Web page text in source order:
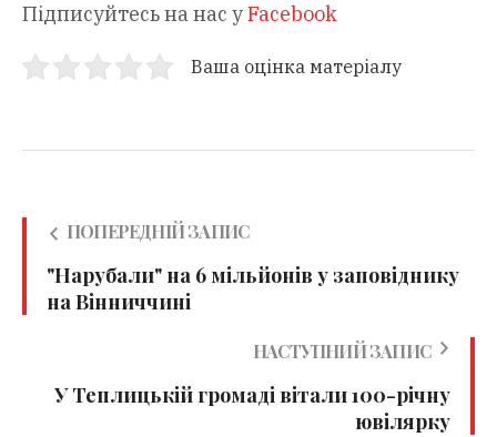
Підписуйтесь на нас уFacebook
Ваша оцінка матеріалу
ПОПЕРЕДНІЙ ЗАПИС
"Нарубали" на 6 мільйонів у заповіднику
на Вінниччині
НАСТУПНИЙ ЗАПИС
У Теплицькій громаді вітали 100-річну
ювілярку